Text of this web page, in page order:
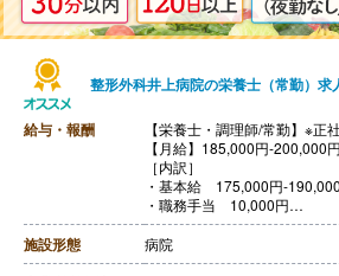
整形外科井上病院の栄養士（常勤）求
給与・報酬
【栄養士・調理師/常勤】※正
【月給】185,000円-200,000
［内訳］
・基本給 175,000円-
・職務手当 10,000円
［その他手当］
・皆勤手当 5,000円
・住宅手当 10,000円※本人
施設形態 病院